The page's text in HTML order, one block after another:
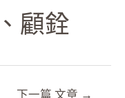
、 顧銓
下一篇 文章 →